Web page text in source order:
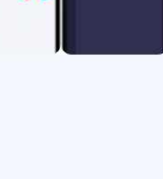
份工作被錄用時，我